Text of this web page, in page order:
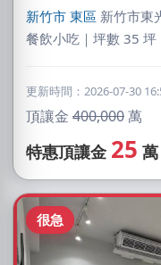
新竹市 東區 新竹市東
餐飲小吃｜坪數 35
更新時間：2026-07-30
頂讓金 400,000萬
特惠頂讓金 25 萬
很急